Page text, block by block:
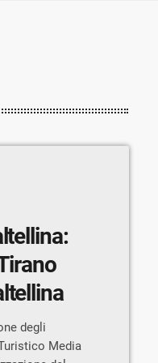
degli
Media